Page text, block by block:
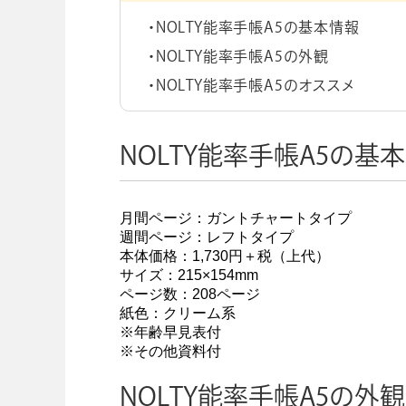
学校向け人材育成事業 企業情報
NOLTY能率手帳A5の基本情報
NOLTY能率手帳A5の外観
NOLTY能率手帳A5のオススメ
NOLTY能率手帳A5の基
月間ページ：ガントチャートタイプ
週間ページ：レフトタイプ
本体価格：1,730円＋税（上代）
サイズ：215×154mm
ページ数：208ページ
紙色：クリーム系
※年齢早見表付
※その他資料付
NOLTY能率手帳A5の外観